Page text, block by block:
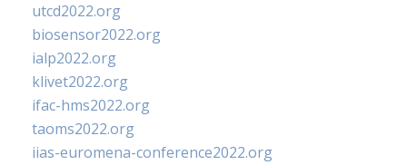
utcd2022.org
biosensor2022.org
ialp2022.org
klivet2022.org
ifac-hms2022.org
taoms2022.org
iias-euromena-conference2022.org